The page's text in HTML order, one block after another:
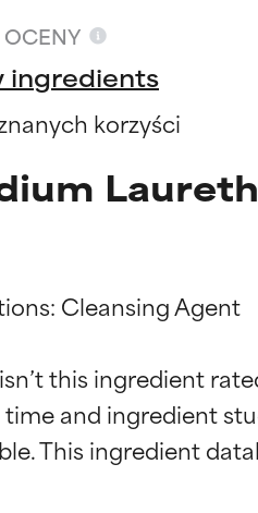
ingredients
korzyści
Cleansing Agent
this ingredient
and ingredient
BEST
BEST